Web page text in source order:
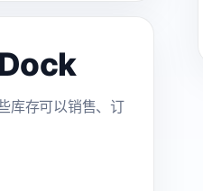
库存可以销售、订